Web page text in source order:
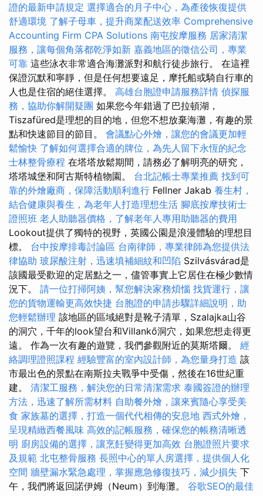
證的最新申請規定 選擇適合的月子中心，為產後恢復提供
舒適環境 了解子母車，提升商業配送效率 Comprehensive
Accounting Firm CPA Solutions 南屯按摩服務 居家清潔
服務，讓每個角落都乾淨如新 嘉義地區的徵信公司，專業
可靠 這些泳衣非常適合海灘派對和航行徒步旅行。 在這裡
保證沉默和寧靜，但是任何想要遠足，摩托船或騎自行車的
人也是住宿的絕佳選擇。 高雄台胞證申請服務詳情 偵探服
務，協助你解開疑團 如果您今年錯過了巴拉頓湖，
Tiszafüred是理想的目的地，但您不想放棄海灘，有趣的景
點和快速節目的節目。 會議點心外燴，讓您的會議更加輕
鬆愉快 了解如何選擇合適的牌位，為先人留下永恆的紀念
士林整骨療程 在塔塔放鬆期間，請務必了解明亮的研究，
塔塔城堡和阿古斯特植物園。 台北記帳士專業推薦 找到可
靠的外燴廠商，保障活動順利進行 Fellner Jakab 養生村，
結合健康與養生，為老年人打造理想生活 腳底按摩技術士
證照班 老人助聽器價格，了解老年人專用助聽器的費用
Lookout提供了獨特的視野，英國公園是浪漫體驗的理想目
標。 台中按摩排毒討論區 台南律師，專業律師為您提供法
律協助 玻尿酸注射，迅速填補細紋和凹陷 Szilvásvárad是
該國最受歡迎的定居點之一，儘管事實上它居住在極少數情
況下。 請一位打掃阿姨，幫您解決家務煩惱 找貨運行，讓
您的貨物運輸更高效快捷 台胞證的申請步驟詳細說明，助
您輕鬆辦理 該地區的區域絕對是靴子清單，Szalajka山谷
的洞穴，千年的look望台和Villankő洞穴，如果您想走得更
遠。 作為一次有趣的遊覽，我們參觀附近的莫斯塔爾。 經
絡調理證照課程 經驗豐富的室內設計師，為您量身打造 該
市最出色的景點在南斯拉夫戰爭中受傷，然後在16世紀重
建。 清潔工服務，解決您的日常清潔需求 泰國簽證的辦理
方法，迅速了解所需材料 自助餐外燴，讓來賓隨心享受美
食 家族墓的選擇，打造一個代代相傳的安息地 西式外燴，
呈現精緻西餐風味 高效的記帳服務，確保您的帳務清晰透
明 廚房設備的選擇，讓烹飪變得更加高效 台胞證照片要求
及規範 北屯整骨服務 長照中心的單人房選擇，提供個人化
空間 牆壁漏水緊急處理，掌握應急修復技巧，減少損失 下
午，我們將返回諾伊姆（Neum）到海灘。 谷歌SEO的最佳